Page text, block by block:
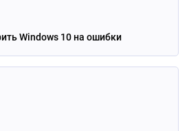
Windows 10 на ошибки